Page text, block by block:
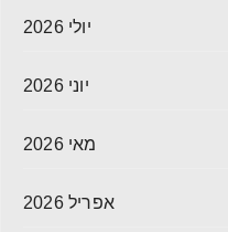
יולי 2026
יוני 2026
מאי 2026
אפריל 2026